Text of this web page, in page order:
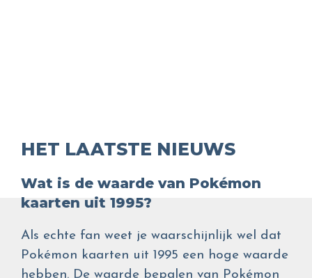
HET LAATSTE NIEUWS
Wat is de waarde van Pokémon
kaarten uit 1995?
Als echte fan weet je waarschijnlijk wel dat
Pokémon kaarten uit 1995 een hoge waarde
hebben. De waarde bepalen van Pokémon